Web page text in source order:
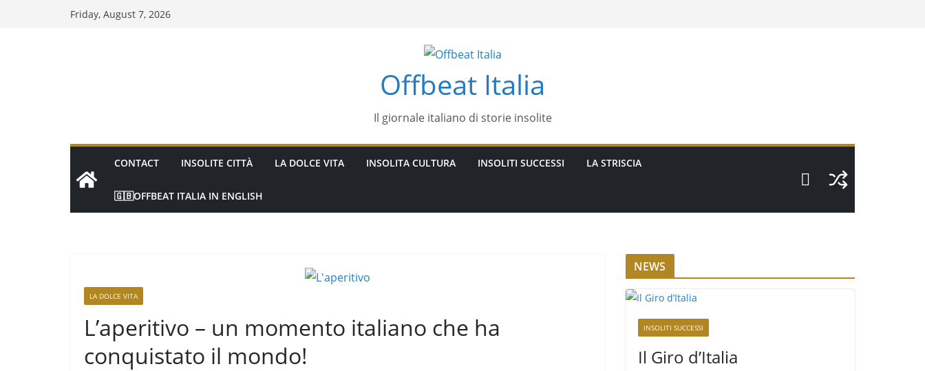
Friday, August 7, 2026
Offbeat Italia
Il giornale italiano di storie insolite
CONTACT INSOLITE CITTÀ LA DOLCE VITA INSOLITA CULTURA INSOLITI SUCCESSI LA STRISCIA
🇬🇧OFFBEAT ITALIA IN ENGLISH
LA DOLCE VITA
L’aperitivo – un momento italiano che ha
conquistato il mondo!
NEWS
INSOLITI SUCCESSI
Il Giro d’Italia